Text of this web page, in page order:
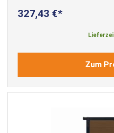
327,43 €
Zum